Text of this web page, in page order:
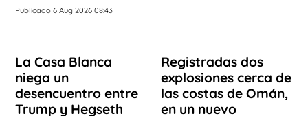
Publicado 6 Aug 2026 08:43
La Casa Blanca
niega un
desencuentro entre
Trump y Hegseth
Registradas dos
explosiones cerca de
las costas de Omán,
en un nuevo